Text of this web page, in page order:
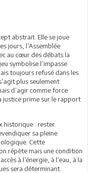
abstrait. Elle se joue
jours, l’Assemblée
au cœur des débats la
symbolise l’impasse
toujours refusé dans les
plus seulement
d’agir comme force
justice prime sur le rapport
historique : rester
sa pleine
Cette
répète mais une condition
à l’énergie, à l’eau, à la
sera déterminant.